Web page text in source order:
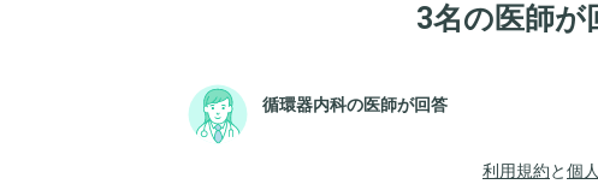
3名の医師が
循環器内科の医師が回答
利用規約と個